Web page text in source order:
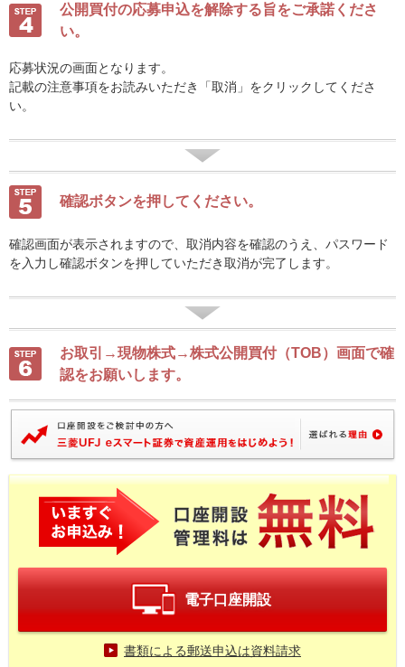
公開買付の応募申込を解除する旨をご承諾くださ
い。
応募状況の画面となります。
記載の注意事項をお読みいただき「取消」をクリックしてくださ
い。
確認ボタンを押してください。
確認画面が表示されますので、取消内容を確認のうえ、パスワード
を入力し確認ボタンを押していただき取消が完了します。
お取引→現物株式→株式公開買付（TOB）画面で確
認をお願いします。
電子口座開設
書類による郵送申込は資料請求